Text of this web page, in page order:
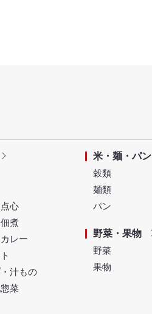
心
煮
レー
汁もの
菜
米・麺・パン
穀類
麺類
パン
野菜・果物
野菜
果物